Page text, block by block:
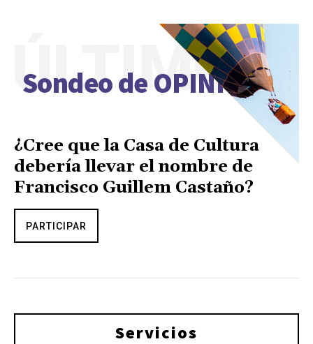
Sondeo de OPINIÓN
ÚLTIMO
¿Cree que la Casa de Cultura
debería llevar el nombre de
Francisco Guillem Castaño?
PARTICIPAR
Servicios